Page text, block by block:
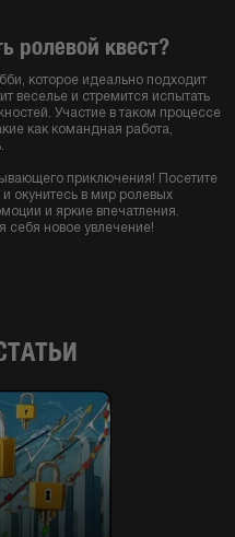
ролевой квест?
которое идеально подходит
веселье и стремится испытать
Участие в таком процессе
как командная работа,
приключения! Посетите
окунитесь в мир ролевых
и яркие впечатления.
себя новое увлечение!